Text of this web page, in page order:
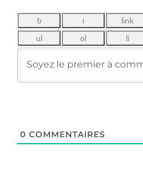
0 COMMENTAIRES